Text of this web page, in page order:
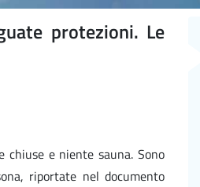
protezioni. Le
e niente sauna. Sono
riportate nel documento